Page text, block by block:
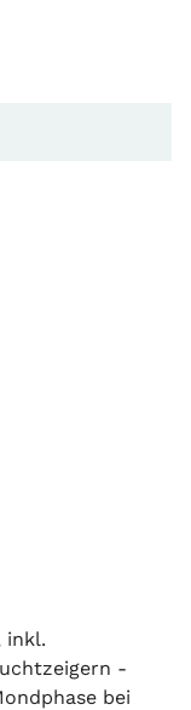
inkl.
-
bei